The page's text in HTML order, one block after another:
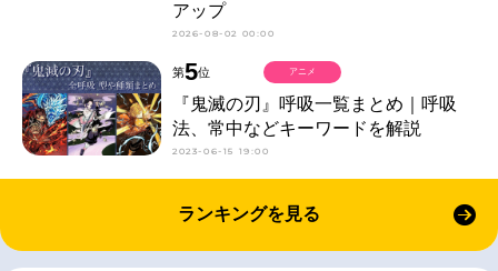
アップ
2026-08-02 00:00
第5位
『鬼滅の刃』呼吸一覧まとめ｜呼吸
法、常中などキーワードを解説
2023-06-15 19:00
アニメ
ランキングを見る